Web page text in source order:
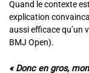
Quand le contexte
explication
aussi efficace qu’un
BMJ Open).
« Donc en gros,